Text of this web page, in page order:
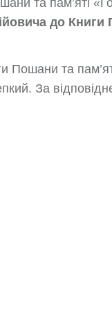
та пам’яті
до Книги
Пошани та
За